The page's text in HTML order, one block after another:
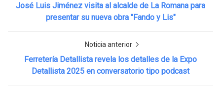
José Luis Jiménez visita al alcalde de La Romana para
presentar su nueva obra "Fando y Lis"
Noticia anterior
Ferretería Detallista revela los detalles de la Expo
Detallista 2025 en conversatorio tipo podcast